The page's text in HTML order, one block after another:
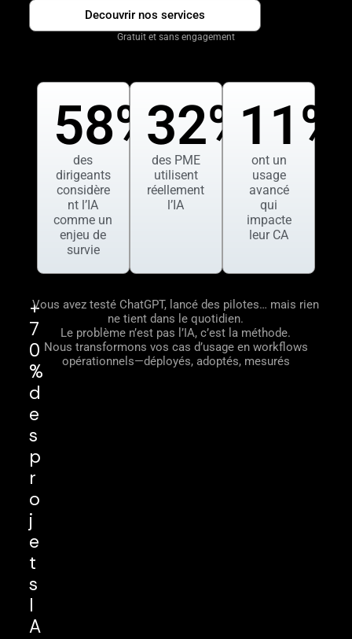
Decouvrir nos services
Gratuit et sans engagement
58%
des
dirigeants
considère
nt l’IA
comme un
enjeu de
survie
32%
des PME
utilisent
réellement
l’IA
11%
ont un
usage
avancé
qui
impacte
leur CA
+
7
0
%
d
e
s
p
r
o
j
e
t
s
I
A
Vous avez testé ChatGPT, lancé des pilotes… mais rien
ne tient dans le quotidien.
Le problème n’est pas l’IA, c’est la méthode.
Nous transformons vos cas d’usage en workflows
opérationnels—déployés, adoptés, mesurés